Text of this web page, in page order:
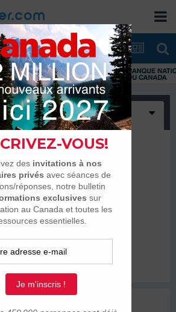
de dates
votre transition